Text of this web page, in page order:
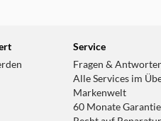
Service
Fragen &
Alle Services im
Markenwelt
60 Monate Garantie